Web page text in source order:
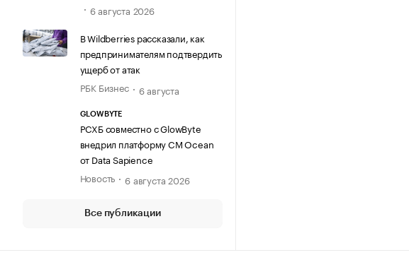
6 августа 2026
В Wildberries рассказали, как
предпринимателям подтвердить
ущерб от атак
РБК Бизнес
6 августа
GLOWBYTE
РСХБ совместно с GlowByte
внедрил платформу CM Ocean
от Data Sapience
Новость
6 августа 2026
Все публикации